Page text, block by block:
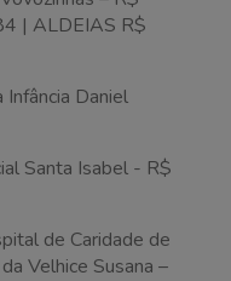
| ALDEIAS R$
Infância Daniel
Santa Isabel - R$
de Caridade de
Velhice Susana –